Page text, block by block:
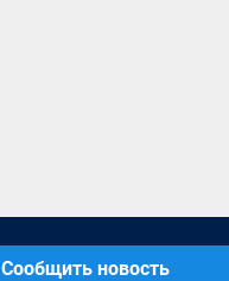
Сообщить новость